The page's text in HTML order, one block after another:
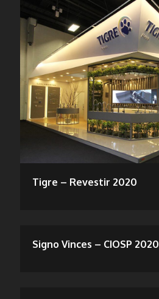
Tigre – Revestir 2020
Signo Vinces – CIOSP 2020